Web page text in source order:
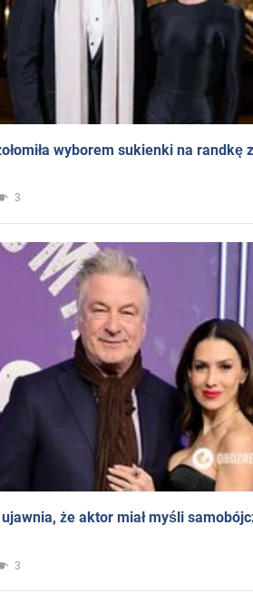
wyborem sukienki na randkę
3
że aktor miał myśli
3